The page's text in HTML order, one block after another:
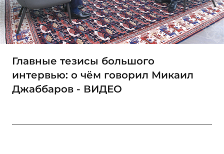
Главные тезисы большого
интервью: о чём говорил Микаил
Джаббаров - ВИДЕО